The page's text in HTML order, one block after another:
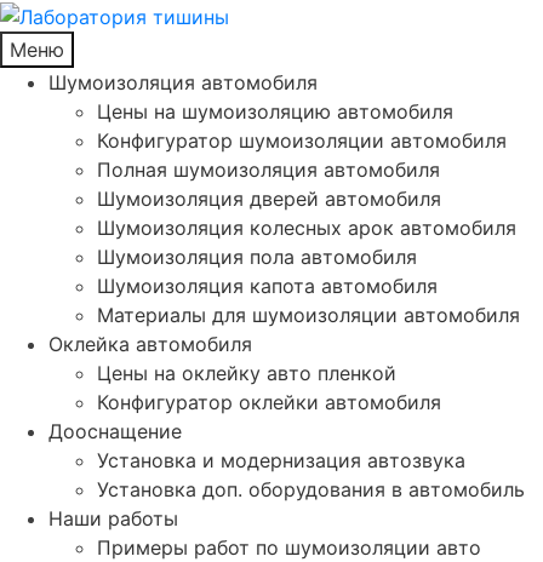
Меню
Шумоизоляция автомобиля
Цены на шумоизоляцию автомобиля
Конфигуратор шумоизоляции автомобиля
Полная шумоизоляция автомобиля
Шумоизоляция дверей автомобиля
Шумоизоляция колесных арок автомобиля
Шумоизоляция пола автомобиля
Шумоизоляция капота автомобиля
Материалы для шумоизоляции автомобиля
Оклейка автомобиля
Цены на оклейку авто пленкой
Конфигуратор оклейки автомобиля
Дооснащение
Установка и модернизация автозвука
Установка доп. оборудования в автомобиль
Наши работы
Примеры работ по шумоизоляции авто